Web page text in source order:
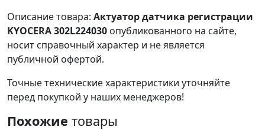
Описание товара: Актуатор датчика регистрации
KYOCERA 302L224030 опубликованного на сайте,
носит справочный характер и не является
публичной офертой.
Точные технические характеристики уточняйте
перед покупкой у наших менеджеров!
Похожие товары